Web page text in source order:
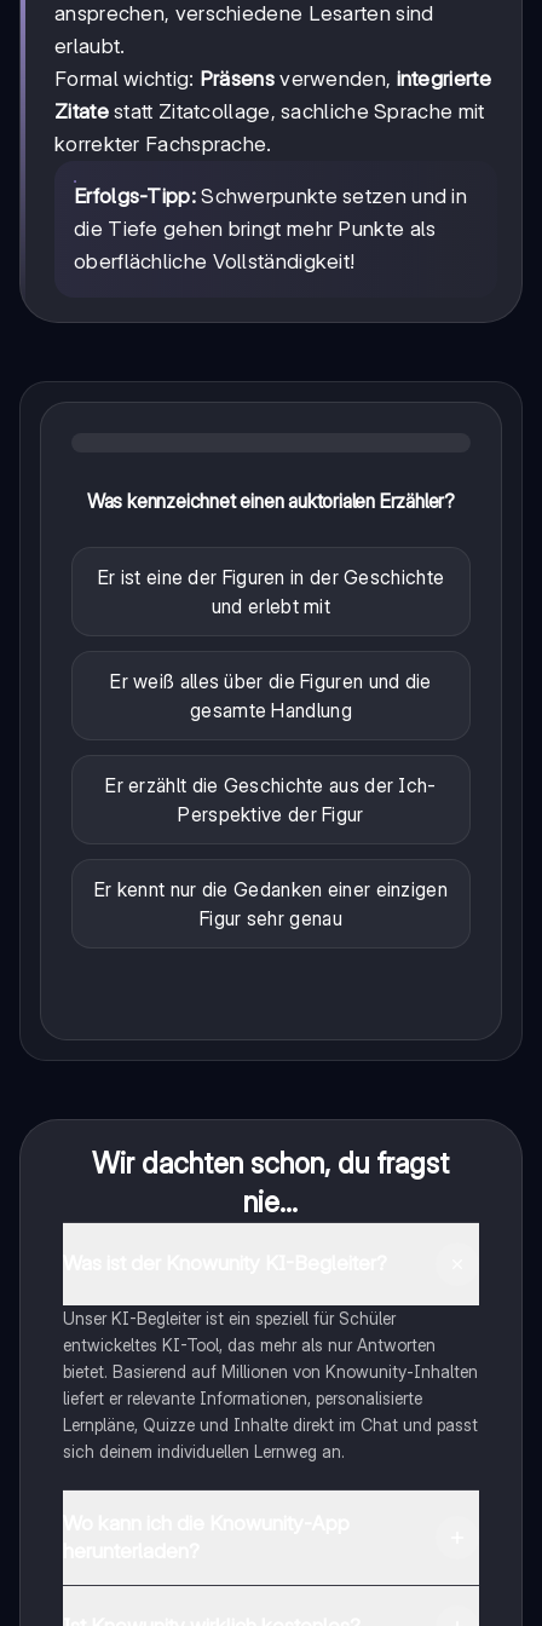
ansprechen, verschiedene Lesarten sind
erlaubt.
Formal wichtig: Präsensverwenden, integrierte
Zitatestatt Zitatcollage, sachliche Sprache mit
korrekter Fachsprache.
Erfolgs-Tipp:Schwerpunkte setzen und in
die Tiefe gehen bringt mehr Punkte als
oberflächliche Vollständigkeit!
Was kennzeichnet einen auktorialen Erzähler?
Er ist eine der Figuren in der Geschichte
und erlebt mit
Er weiß alles über die Figuren und die
gesamte Handlung
Er erzählt die Geschichte aus der Ich-
Perspektive der Figur
Er kennt nur die Gedanken einer einzigen
Figur sehr genau
Wir dachten schon, du fragst
nie...
Unser KI-Begleiter ist ein speziell für Schüler
entwickeltes KI-Tool, das mehr als nur Antworten
bietet. Basierend auf Millionen von Knowunity-Inhalten
liefert er relevante Informationen, personalisierte
Lernpläne, Quizze und Inhalte direkt im Chat und passt
sich deinem individuellen Lernweg an.